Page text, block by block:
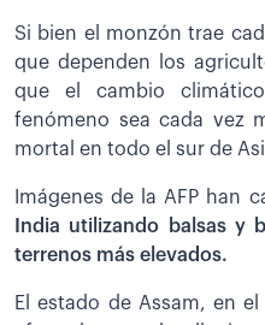
Si bien el monzón trae
que dependen los
que el cambio
fenómeno sea cada vez
mortal en todo el sur de
Imágenes de la AFP han
India utilizando balsas y
terrenos más elevados.
El estado de Assam, en